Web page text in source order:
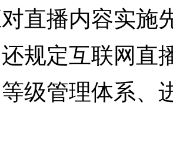
直播内容实施
规定互联网直
级管理体系、